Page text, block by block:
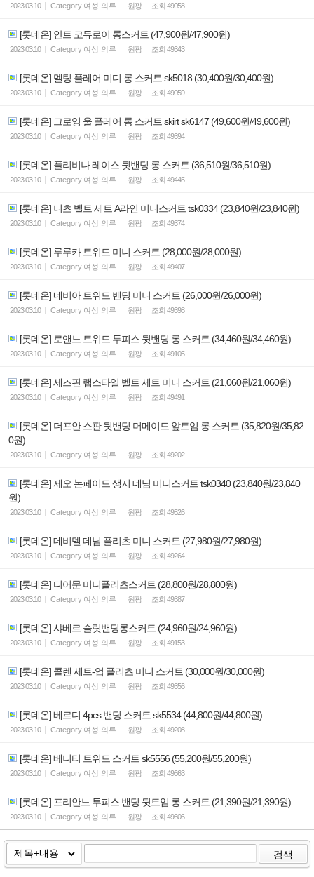
2023.03.10 Category 여성 의류 원팡 조회 49058
[롯데온] 안트 코듀로이 롱스커트 (47,900원/47,900원)
2023.03.10 Category 여성 의류 원팡 조회 49343
[롯데온] 멜팅 플레어 미디 롱 스커트 sk5018 (30,400원/30,400원)
2023.03.10 Category 여성 의류 원팡 조회 49059
[롯데온] 그로잉 울 플레어 롱 스커트 skirt sk6147 (49,600원/49,600원)
2023.03.10 Category 여성 의류 원팡 조회 49394
[롯데온] 플리비나 레이스 뒷밴딩 롱 스커트 (36,510원/36,510원)
2023.03.10 Category 여성 의류 원팡 조회 49445
[롯데온] 니츠 벨트 세트 A라인 미니스커트 tsk0334 (23,840원/23,840원)
2023.03.10 Category 여성 의류 원팡 조회 49374
[롯데온] 루루카 트위드 미니 스커트 (28,000원/28,000원)
2023.03.10 Category 여성 의류 원팡 조회 49407
[롯데온] 네비아 트위드 밴딩 미니 스커트 (26,000원/26,000원)
2023.03.10 Category 여성 의류 원팡 조회 49398
[롯데온] 로앤느 트위드 투피스 뒷밴딩 롱 스커트 (34,460원/34,460원)
2023.03.10 Category 여성 의류 원팡 조회 49105
[롯데온] 세즈핀 랩스타일 벨트 세트 미니 스커트 (21,060원/21,060원)
2023.03.10 Category 여성 의류 원팡 조회 49491
[롯데온] 더프안 스판 뒷밴딩 머메이드 앞트임 롱 스커트 (35,820원/35,82
0원)
2023.03.10 Category 여성 의류 원팡 조회 49202
[롯데온] 제오 논페이드 생지 데님 미니스커트 tsk0340 (23,840원/23,840
원)
2023.03.10 Category 여성 의류 원팡 조회 49526
[롯데온] 데비델 데님 플리츠 미니 스커트 (27,980원/27,980원)
2023.03.10 Category 여성 의류 원팡 조회 49264
[롯데온] 디어문 미니플리츠스커트 (28,800원/28,800원)
2023.03.10 Category 여성 의류 원팡 조회 49387
[롯데온] 샤베르 슬릿밴딩롱스커트 (24,960원/24,960원)
2023.03.10 Category 여성 의류 원팡 조회 49153
[롯데온] 콜렌 세트-업 플리츠 미니 스커트 (30,000원/30,000원)
2023.03.10 Category 여성 의류 원팡 조회 49356
[롯데온] 베르디 4pcs 밴딩 스커트 sk5534 (44,800원/44,800원)
2023.03.10 Category 여성 의류 원팡 조회 49208
[롯데온] 베니티 트위드 스커트 sk5556 (55,200원/55,200원)
2023.03.10 Category 여성 의류 원팡 조회 49663
[롯데온] 프리안느 투피스 밴딩 뒷트임 롱 스커트 (21,390원/21,390원)
2023.03.10 Category 여성 의류 원팡 조회 49606
검색